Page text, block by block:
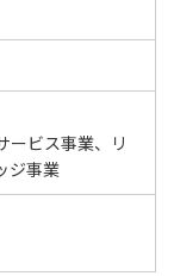
ービス事業、リ
ジ事業